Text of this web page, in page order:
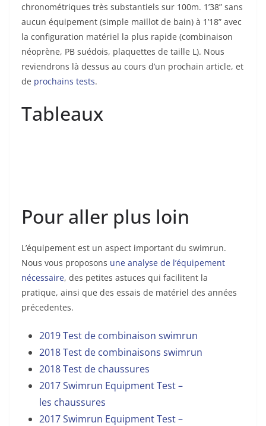
chronométriques très substantiels sur 100m. 1’38” sans
aucun équipement (simple maillot de bain) à 1’18” avec
la configuration matériel la plus rapide (combinaison
néoprène, PB suédois, plaquettes de taille L). Nous
reviendrons là dessus au cours d’un prochain article, et
de prochains tests.
Tableaux
Pour aller plus loin
L’équipement est un aspect important du swimrun.
Nous vous proposons une analyse de l’équipement
nécessaire, des petites astuces qui facilitent la
pratique, ainsi que des essais de matériel des années
précedentes.
2019 Test de combinaison swimrun
2018 Test de combinaisons swimrun
2018 Test de chaussures
2017 Swimrun Equipment Test –
les chaussures
2017 Swimrun Equipment Test –